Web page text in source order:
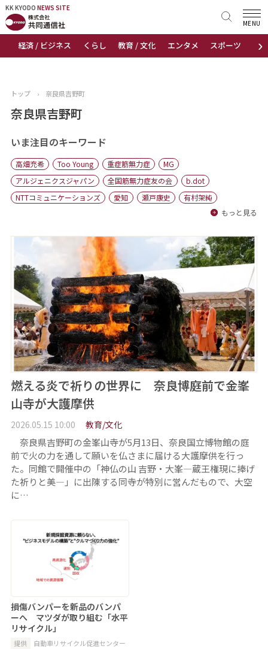
KK KYODO NEWS SITE
›
経済 / ビジネス くらし 教育 / 文化 エンタメ スポーツ 地域
MENU
KK KYODONEWS SITE
トップページ
ニュース
おすすめコンテンツ
出版物
会社概要
トップ › 奈良県吉野町
奈良県吉野町
いま注目のキーワード
高畑充希 Too Young 重症筋無力症
MG
アルジェニクスジャパン
全国筋無力症友の会
b.dot
NTTコミュニケーションズ
愛知 瀬戸康史
有村架純
もっと見る
燃える炎で祈りの世界に 奈良博庭前で金峯
山寺が大護摩供
2026.05.15 10:00 教育/文化
奈良県吉野町の金峯山寺が5月13日、奈良国立博物館の庭
前で火の力を通して願いを仏さまに届ける大護摩供を行っ
た。同館で開催中の「神仏の山 吉野・大峯―蔵王権現に捧げ
た祈りと美―」に出陳する同寺が特別に営んだもので、大空
に…
損傷バンパーを新品のバンパ
ーへ マツダが取り組む「水平
リサイクル」
提供 自動車リサイクル促進センター